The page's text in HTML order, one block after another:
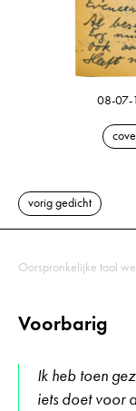
08-07-
vorig gedicht
Oorspronkelijke taal
Voorbarig
Ik heb toen
iets doet voor